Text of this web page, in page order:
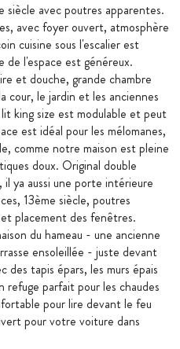
siècle avec poutres apparentes.
avec foyer ouvert, atmosphère
cuisine sous l'escalier est
de l'espace est généreux.
et douche, grande chambre
cour, le jardin et les anciennes
king size est modulable et peut
est idéal pour les mélomanes,
comme notre maison est pleine
doux. Original double
ya aussi une porte intérieure
13ème siècle, poutres
placement des fenêtres.
du hameau - une ancienne
ensoleillée - juste devant
des tapis épars, les murs épais
parfait pour les chaudes
pour lire devant le feu
pour votre voiture dans